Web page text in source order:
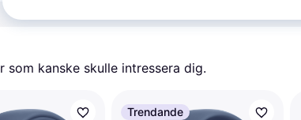
kanske skulle intressera dig.
Trendande